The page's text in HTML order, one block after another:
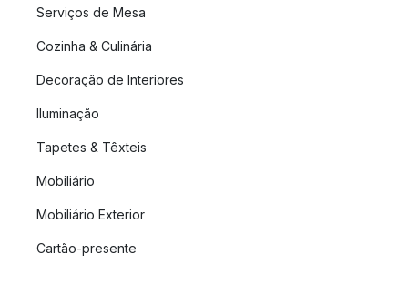
Serviços de Mesa
Cozinha & Culinária
Decoração de Interiores
Iluminação
Tapetes & Têxteis
Mobiliário
Mobiliário Exterior
Cartão-presente